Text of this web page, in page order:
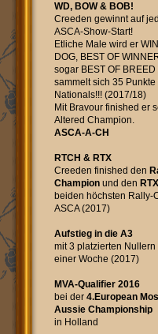
WD, BOW & BOB!
Creeden gewinnt auf
ASCA-Show-Start!
Etliche Male wird er
DOG, BEST OF
sogar BEST OF BREED
sammelt sich 35 Punkte
Nationals!!! (2017/18)
Mit Bravour finished er
Altered Champion.
ASCA-A-CH
RTCH & RTX
Creeden finished den
Champion und den RTX
beiden höchsten Rally-
ASCA (2017)
Aufstieg in die A3
mit 3 platzierten
einer Woche (2017)
MVA-Qualifier 2016
bei der 4.European
Aussie Championship
in Holland